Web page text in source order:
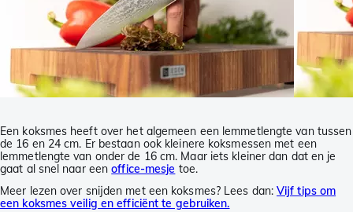
Een koksmes heeft over het algemeen een lemmetlengte van tussen
de 16 en 24 cm. Er bestaan ook kleinere koksmessen met een
lemmetlengte van onder de 16 cm. Maar iets kleiner dan dat en je
gaat al snel naar eenoffice-mesje toe.
Meer lezen over snijden met een koksmes? Lees dan: Vijf tips om
een koksmes veilig en efficiënt te gebruiken.